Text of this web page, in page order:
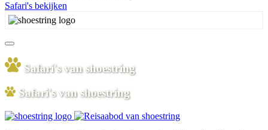
Safari's bekijken
Safari's van shoestring
Safari's van shoestring